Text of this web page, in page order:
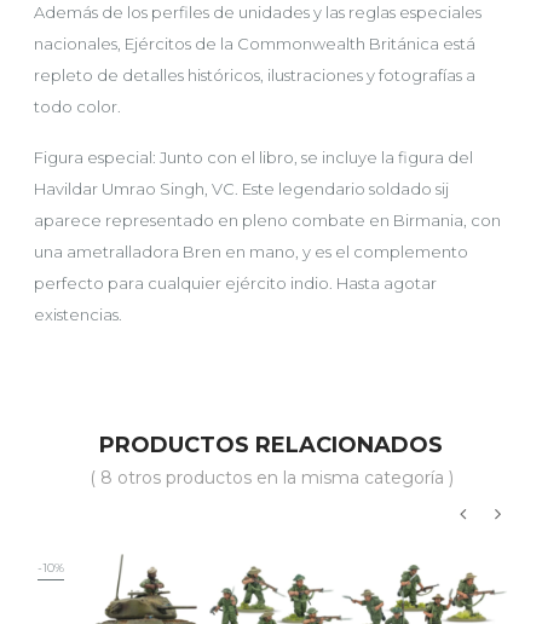
Además de los perfiles de unidades y las reglas especiales
nacionales, Ejércitos de la Commonwealth Británica está
repleto de detalles históricos, ilustraciones y fotografías a
todo color.
Figura especial: Junto con el libro, se incluye la figura del
Havildar Umrao Singh, VC. Este legendario soldado sij
aparece representado en pleno combate en Birmania, con
una ametralladora Bren en mano, y es el complemento
perfecto para cualquier ejército indio. Hasta agotar
existencias.
PRODUCTOS RELACIONADOS
( 8 otros productos en la misma categoría )
-10%